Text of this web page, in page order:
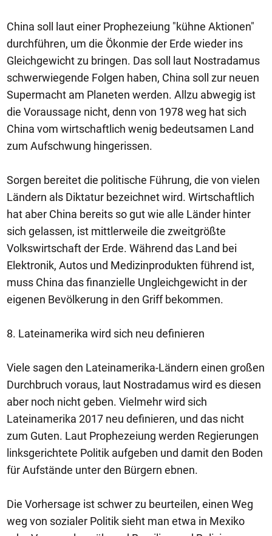
China soll laut einer Prophezeiung "kühne Aktionen"
durchführen, um die Ökonmie der Erde wieder ins
Gleichgewicht zu bringen. Das soll laut Nostradamus
schwerwiegende Folgen haben, China soll zur neuen
Supermacht am Planeten werden. Allzu abwegig ist
die Voraussage nicht, denn von 1978 weg hat sich
China vom wirtschaftlich wenig bedeutsamen Land
zum Aufschwung hingerissen.
Sorgen bereitet die politische Führung, die von vielen
Ländern als Diktatur bezeichnet wird. Wirtschaftlich
hat aber China bereits so gut wie alle Länder hinter
sich gelassen, ist mittlerweile die zweitgrößte
Volkswirtschaft der Erde. Während das Land bei
Elektronik, Autos und Medizinprodukten führend ist,
muss China das finanzielle Ungleichgewicht in der
eigenen Bevölkerung in den Griff bekommen.
8. Lateinamerika wird sich neu definieren
Viele sagen den Lateinamerika-Ländern einen großen
Durchbruch voraus, laut Nostradamus wird es diesen
aber noch nicht geben. Vielmehr wird sich
Lateinamerika 2017 neu definieren, und das nicht
zum Guten. Laut Prophezeiung werden Regierungen
linksgerichtete Politik aufgeben und damit den Boden
für Aufstände unter den Bürgern ebnen.
Die Vorhersage ist schwer zu beurteilen, einen Weg
weg von sozialer Politik sieht man etwa in Mexiko